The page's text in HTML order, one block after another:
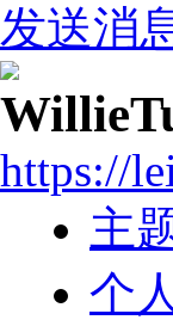
发送消
https://
主
个